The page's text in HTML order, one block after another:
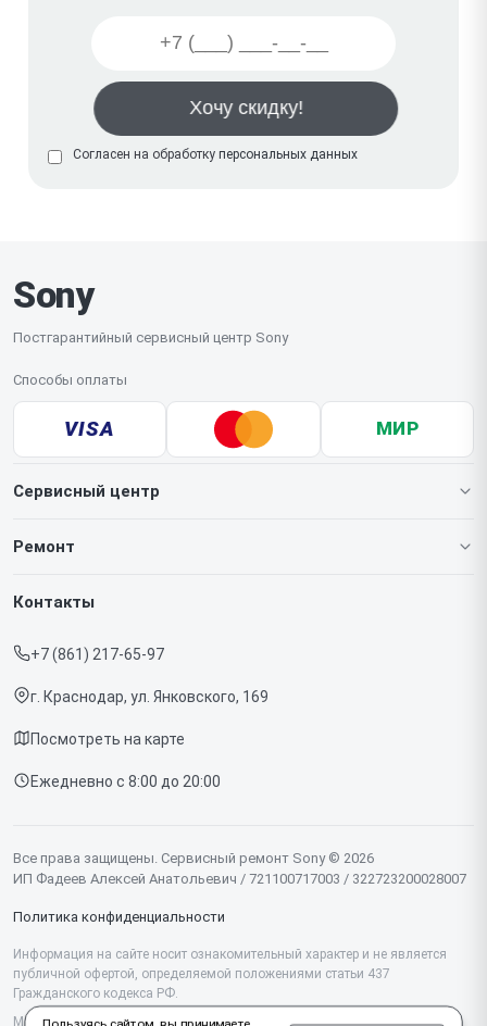
Согласен на обработку персональных данных
Sony
Постгарантийный сервисный центр Sony
Способы оплаты
VISA МИР
Сервисный центр
О нашем сервисе
Срочный ремонт
Доставка и способы оплаты
Диагностика
Контакты
Ремонт
Игровых приставок
Саундбаров
Планшетов
Проигрывателей винила
Контакты
+7 (861) 217-65-97
г. Краснодар, ул. Янковского, 169
Посмотреть на карте
Ежедневно с 8:00 до 20:00
Все права защищены. Сервисный ремонт Sony © 2026
ИП Фадеев Алексей Анатольевич / 721100717003 / 322723200028007
Политика конфиденциальности
Информация на сайте носит ознакомительный характер и не является
публичной офертой, определяемой положениями статьи 437
Гражданского кодекса РФ.
Мы специализируемся на обслуживании и ремонте техники Sony, но не